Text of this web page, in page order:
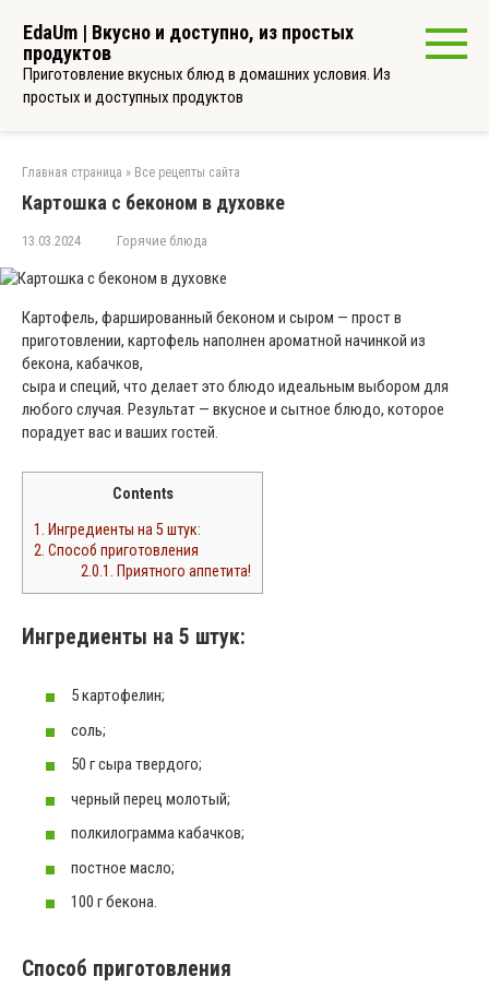
контенту
EdaUm | Вкусно и доступно, из простых
продуктов
Приготовление вкусных блюд в домашних условия. Из
простых и доступных продуктов
Главная страница » Все рецепты сайта
Картошка с беконом в духовке
13.03.2024 Горячие блюда
Картофель, фаршированный беконом и сыром — прост в
приготовлении, картофель наполнен ароматной начинкой из
бекона, кабачков,
сыра и специй, что делает это блюдо идеальным выбором для
любого случая. Результат — вкусное и сытное блюдо, которое
порадует вас и ваших гостей.
Contents
1. Ингредиенты на 5 штук:
2. Способ приготовления
2.0.1. Приятного аппетита!
Ингредиенты на 5 штук:
5 картофелин;
соль;
50 г сыра твердого;
черный перец молотый;
полкилограмма кабачков;
постное масло;
100 г бекона.
Способ приготовления